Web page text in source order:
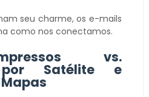
seu charme, os e-mails
como nos conectamos.
vs.
por Satélite e